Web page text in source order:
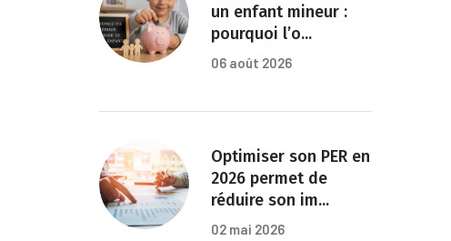
un enfant mineur :
pourquoi l’o...
06 août 2026
Optimiser son PER en
2026 permet de
réduire son im...
02 mai 2026